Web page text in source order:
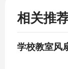
相关推
学校教室风